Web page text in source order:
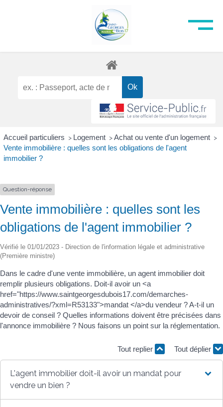
Accueil particuliers > Logement > Achat ou vente d'un logement >
Vente immobilière : quelles sont les obligations de l'agent
immobilier ?
Question-réponse
Vente immobilière : quelles sont les
obligations de l'agent immobilier ?
Vérifié le 01/01/2023 - Direction de l'information légale et administrative
(Première ministre)
Dans le cadre d'une vente immobilière, un agent immobilier doit
remplir plusieurs obligations. Doit-il avoir un <a
href="https://www.saintgeorgesdubois17.com/demarches-
administratives/?xml=R53133">mandat </a>du vendeur ? A-t-il un
devoir de conseil ? Quelles informations doivent être précisées dans
l'annonce immobilière ? Nous faisons un point sur la réglementation.
Tout replier Tout déplier
L'agent immobilier doit-il avoir un mandat pour
vendre un bien ?